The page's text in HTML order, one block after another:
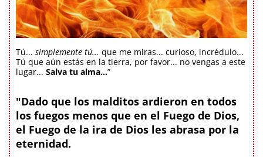
Tú... simplemente tú... que me miras... curioso, incrédulo...
Tú que aún estás en la tierra, por favor... no vengas a este
lugar... Salva tu alma...”
"Dado que los malditos ardieron en todos
los fuegos menos que en el Fuego de Dios,
el Fuego de la ira de Dios les abrasa por la
eternidad.